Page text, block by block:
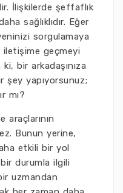
İlişkilerde şeffaflık
sağlıklıdır. Eğer
sorgulamaya
iletişime geçmeyi
bir arkadaşınıza
şey yapıyorsunuz;
mı?
araçlarının
Bunun yerine,
etkili bir yol
durumla ilgili
uzmandan